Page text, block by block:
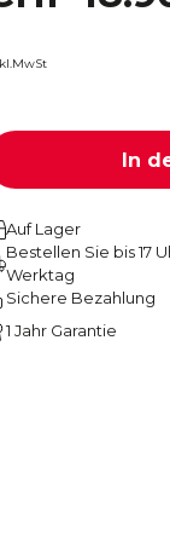
In
Auf Lager
Bestellen Sie bis 17
Werktag
Sichere Bezahlung
1 Jahr Garantie